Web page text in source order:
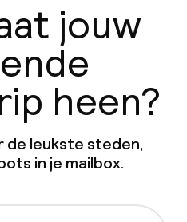
jouw
heen?
de leukste steden,
in je mailbox.